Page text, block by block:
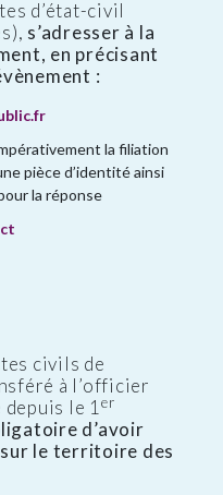
d’état-civil
s’adresser à la
en précisant
:
la filiation
pièce d’identité ainsi
la réponse
civils de
à l’officier
le 1 er
d’avoir
sur le territoire des